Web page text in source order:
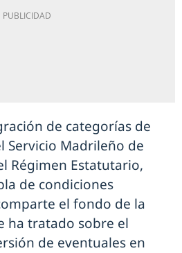
de categorías de
Servicio Madrileño de
Régimen Estatutario,
de condiciones
el fondo de la
ha tratado sobre el
de eventuales en